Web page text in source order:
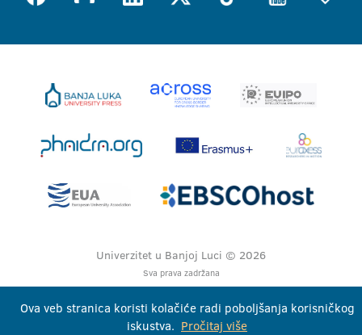
Univerzitet u Banjoj Luci © 2026
Sva prava zadržana
Ova veb stranica koristi kolačiće radi poboljšanja korisničkog
iskustva. Pročitaj više